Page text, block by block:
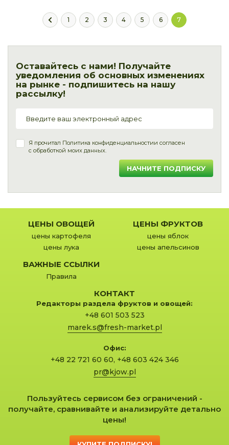
1 2 3 4 5 6 7
Оставайтесь с нами! Получайте
уведомления об основных изменениях
на рынке - подпишитесь на нашу
рассылку!
Я прочитал Политика конфиденциальностии согласен
с обработкой моих данных.
НАЧНИТЕ ПОДПИСКУ
ЦЕНЫ ОВОЩЕЙ
цены картофеля
цены лука
ЦЕНЫ ФРУКТОВ
цены яблок
цены апельсинов
ВАЖНЫЕ ССЫЛКИ
Правила
КОНТАКТ
Редакторы раздела фруктов и овощей:
+48 601 503 523
marek.s@fresh-market.pl
Офис:
+48 22 721 60 60, +48 603 424 346
pr@kjow.pl
Пользуйтесь сервисом без ограничений -
получайте, сравнивайте и анализируйте детально
цены!